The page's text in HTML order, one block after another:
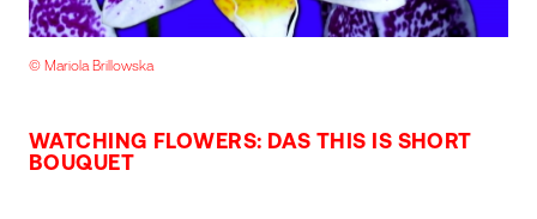
© Mariola Brillowska
WATCHING FLOWERS: DAS THIS IS SHORT
BOUQUET